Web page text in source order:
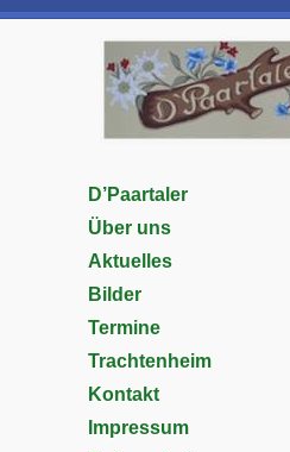
D’Paartaler
Über uns
Aktuelles
Bilder
Termine
Trachtenheim
Kontakt
Impressum